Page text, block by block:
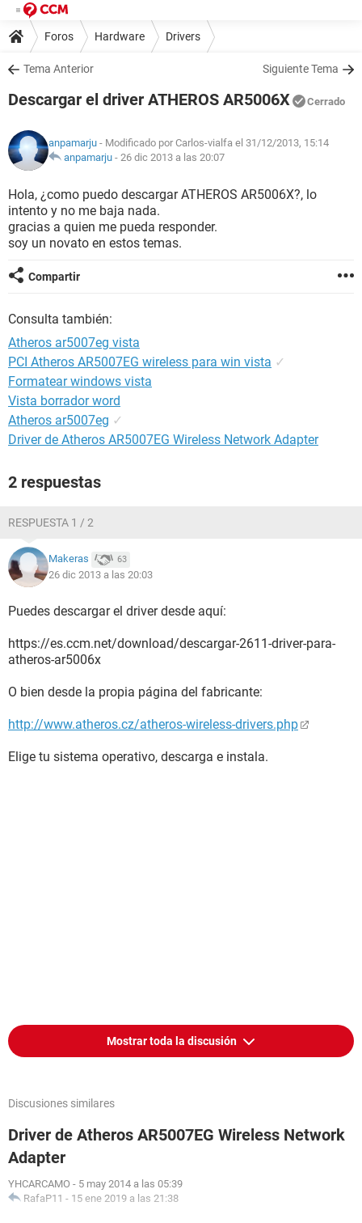
Foros Hardware Drivers
Tema Anterior Siguiente Tema
Descargar el driver ATHEROS AR5006X Cerrado
anpamarju - Modificado por Carlos-vialfa el 31/12/2013, 15:14
anpamarju - 26 dic 2013 a las 20:07
Hola, ¿como puedo descargar ATHEROS AR5006X?, lo
intento y no me baja nada.
gracias a quien me pueda responder.
soy un novato en estos temas.
Compartir
Consulta también:
Atheros ar5007eg vista
PCI Atheros AR5007EG wireless para win vista ✓
Formatear windows vista
Vista borrador word
Atheros ar5007eg ✓
Driver de Atheros AR5007EG Wireless Network Adapter
2 respuestas
RESPUESTA 1 / 2
Makeras 63
26 dic 2013 a las 20:03
Puedes descargar el driver desde aquí:
https://es.ccm.net/download/descargar-2611-driver-para-
atheros-ar5006x
O bien desde la propia página del fabricante:
http://www.atheros.cz/atheros-wireless-drivers.php
Elige tu sistema operativo, descarga e instala.
Mostrar toda la discusión
Discusiones similares
Driver de Atheros AR5007EG Wireless Network
Adapter
YHCARCAMO - 5 may 2014 a las 05:39
RafaP11 - 15 ene 2019 a las 21:38